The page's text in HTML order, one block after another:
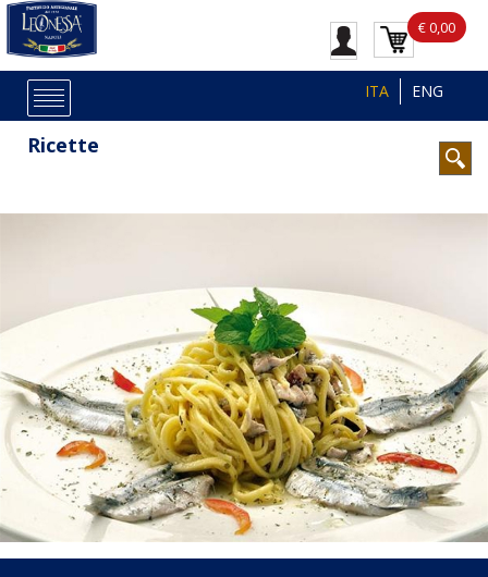
€ 0,00
ITA ENG
Ricette